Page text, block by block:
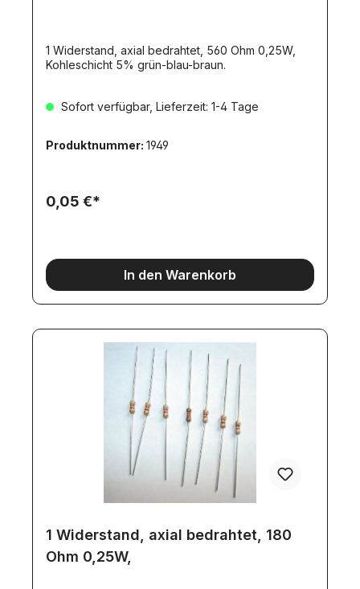
1 Widerstand, axial bedrahtet, 560 Ohm 0,25W,
Kohleschicht 5% grün-blau-braun.
Sofort verfügbar, Lieferzeit: 1-4 Tage
Produktnummer: 1949
0,05 €*
In den Warenkorb
1 Widerstand, axial bedrahtet, 180
Ohm 0,25W,